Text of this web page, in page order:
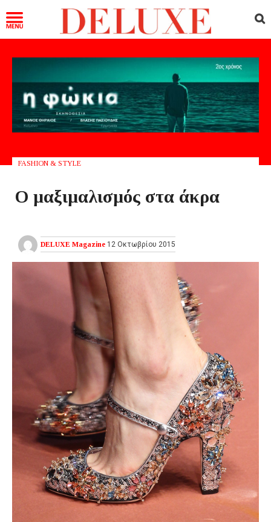
FASHION & STYLE
Ο μαξιμαλισμός στα άκρα
DELUXE Magazine 12 Οκτωβρίου 2015